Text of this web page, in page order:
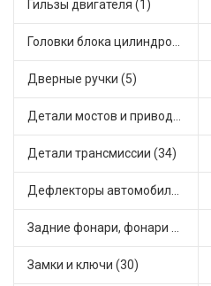
Гильзы двигателя (1)
Головки блока цилиндров (2)
Дверные ручки (5)
Детали мостов и привода трансмиссии (55)
Детали трансмиссии (34)
Дефлекторы автомобильные (1)
Задние фонари, фонари видимости (2)
Замки и ключи (30)